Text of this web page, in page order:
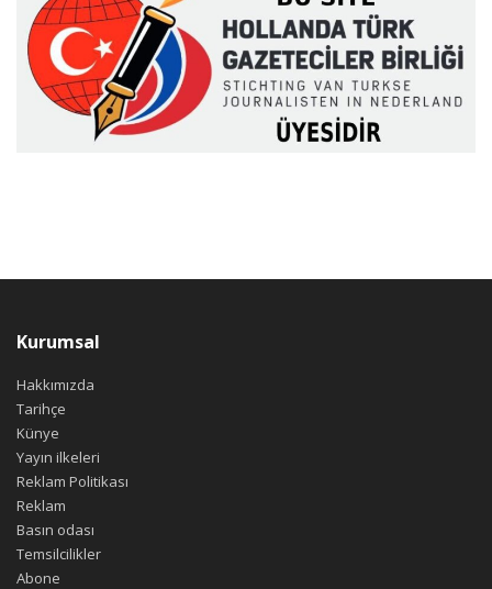
Kurumsal
Hakkımızda
Tarihçe
Künye
Yayın ilkeleri
Reklam Politikası
Reklam
Basın odası
Temsilcilikler
Abone